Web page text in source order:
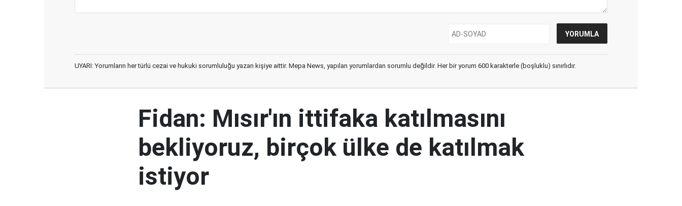
UYARI: Yorumların her türlü cezai ve hukuki sorumluluğu yazan kişiye aittir. Mepa News, yapılan yorumlardan sorumlu değildir. Her bir yorum 600 karakterle (boşluklu) sınırlıdır.
Fidan: Mısır'ın ittifaka katılmasını
bekliyoruz, birçok ülke de katılmak
istiyor